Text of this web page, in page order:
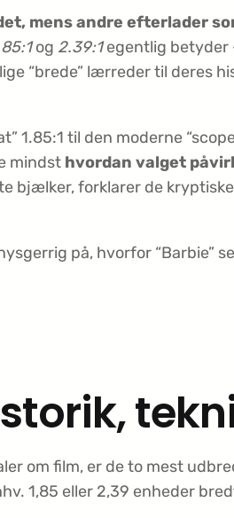
mens andre efterlader
og 2.39:1egentlig betyder
“brede” lærreder til deres
1.85:1 til den moderne
mindst hvordan valget
bjælker, forklarer de
på, hvorfor “Barbie”
om film, er de to mest
1,85 eller 2,39 enheder